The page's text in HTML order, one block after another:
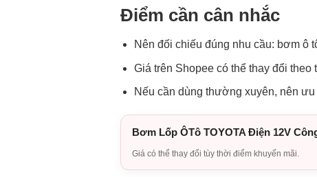
Điểm cần cân nhắc
Nên đối chiếu đúng nhu cầu: bơm ô
Giá trên Shopee có thể thay đổi
Nếu cần dùng thường xuyên, nên
Bơm Lốp ÔTô TOYOTA Điện 12V
Giá có thể thay đổi tùy thời điểm khuyến mãi.